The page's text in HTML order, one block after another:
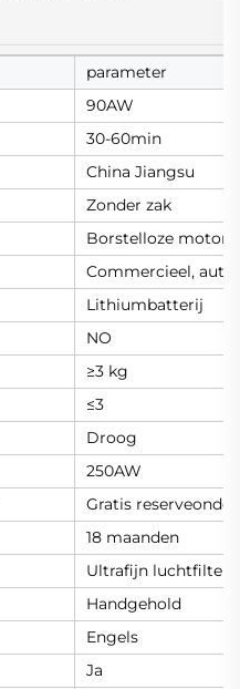
parameter
90AW
30-60min
China Jiangsu
Zonder zak
Borstelloze motor
Commercieel,
Lithiumbatterij
NO
≥3 kg
≤3
Droog
250AW
Gratis
18 maanden
Ultrafijn luchtfilter
Handgehold
Engels
Ja